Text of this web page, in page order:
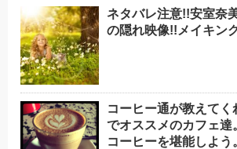
ネタバレ注意!!安室奈
の隠れ映像!!メイキン
コーヒー通が教えて
でオススメのカフェ達
コーヒーを堪能しよう